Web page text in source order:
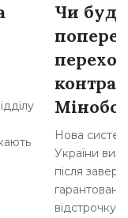
Чи
Нова
України
після